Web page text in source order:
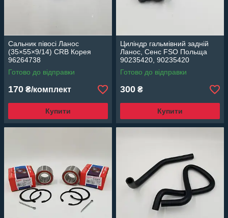
Сальник півосі Ланос
(35×55×9/14) CRB Корея
96264738
Готово до відправки
170 ₴/комплект
Купити
Циліндр гальмівний задній
Ланос, Сенс FSO Польща
90235420, 90235420
Готово до відправки
300 ₴
Купити